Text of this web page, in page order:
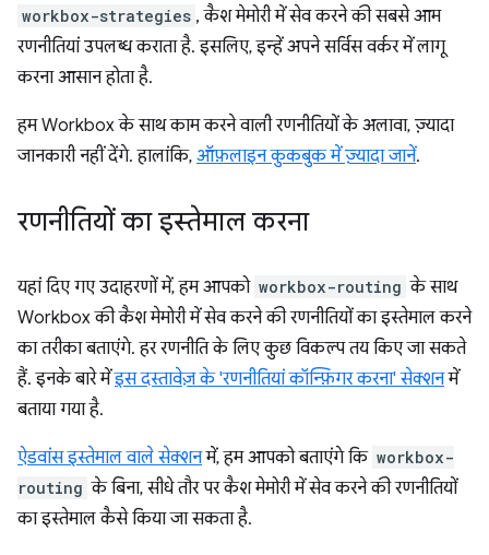
workbox-strategies , कैश मेमोरी में सेव करने की सबसे आम
रणनीतियां उपलब्ध कराता है. इसलिए, इन्हें अपने सर्विस वर्कर में लागू
करना आसान होता है.
हम Workbox के साथ काम करने वाली रणनीतियों के अलावा, ज़्यादा
जानकारी नहीं देंगे. हालांकि, ऑफ़लाइन कुकबुक में ज़्यादा जानें.
रणनीतियों का इस्तेमाल करना
यहां दिए गए उदाहरणों में, हम आपको workbox-routing के साथ
Workbox की कैश मेमोरी में सेव करने की रणनीतियों का इस्तेमाल करने
का तरीका बताएंगे. हर रणनीति के लिए कुछ विकल्प तय किए जा सकते
हैं. इनके बारे मेंइस दस्तावेज़ के 'रणनीतियां कॉन्फ़िगर करना' सेक्शनमें
बताया गया है.
ऐडवांस इस्तेमाल वाले सेक्शनमें, हम आपको बताएंगे कि workbox-
routing के बिना, सीधे तौर पर कैश मेमोरी में सेव करने की रणनीतियों
का इस्तेमाल कैसे किया जा सकता है.